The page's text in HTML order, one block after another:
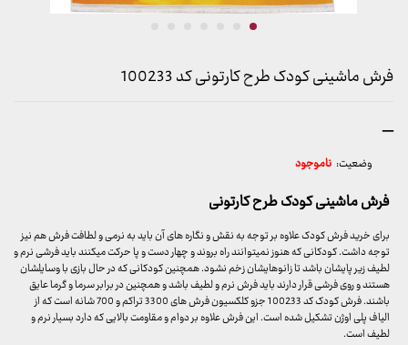
فرش ماشینی کودک طرح کارتونی کد 100233
–محدوده
قیمت:
599,000 تومان
تا
13,099,000 تومان
وضعیت: ناموجود
فرش ماشینی کودک طرح کارتونی
برای خرید فرش کودک علاوه بر توجه به نقش و نگاره های آن باید به نرمی و لطافت فرش هم نیز
توجه داشت. کودکانی که هنوز نمیتوانند راه بروند و چهار دست و پا حرکت میکنند باید فرشی نرم و
لطیف زیر پایشان باشد تا زانوهایشان زخم نشود. همچنین کودکانی که در حال بازی با وسایلشان
هستند و روی فرشی قرار دارند باید فرش نرم و لطیف باشد و همچنین در برابر سرما و گرما عایق
باشند. فرش کودک کد 100233 جزو کلکسیون فرش های 3300 تراکم و 700 شانه است که از
الیاف پلی اوژن تشکیل شده است. این فرش علاوه بر دوام و مقاومت بالایی که دارد بسیار نرم و
لطیف است.